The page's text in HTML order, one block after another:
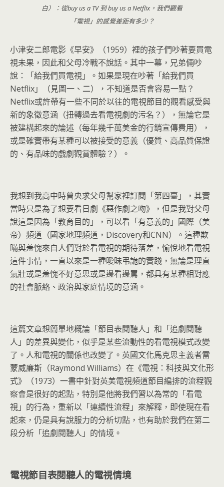
白）：從buy us a TV 到 buy us a Netflix，我們觀看
「電視」的感覺差距有多少？
小津安二郎電影《早安》（1959）裡的孩子們吵著要買電
視未果，因此和父母冷戰不說話。其中一幕，兄弟倆吵
說：「給我們買電視」。如果是現在吵著「給我們買
Netflix」（見圖一、二），不知道是否會容易一點？
Netflix或許帶有一些不同於以往的電視節目的觀看感受與
新的象徵意涵（扭轉過去看電視劇的污名？），無論它是
被建構起來的論述（每年幾千萬美金的行銷宣傳費用），
或是確實帶有某種可以被接受的意義（優質、高品質保證
的、有品味的戲劇觀賞體驗？）。
我想到我高中時曾央求父母幫家裡訂閱「第四臺」，其實
當時只是為了想要看日劇《惡作劇之吻》，但是我對父母
說這是因為「教育目的」，可以看「有意義的」國際（美
帝）頻道（國家地理頻道，Discovery和CNN）。這種欺
瞞與羞愧來自人們對於看電視的期待落差，愉悅地看電視
這件事情，一直以來是一種曖昧弔詭的實踐，無論是理直
氣壯或是羞愧不好意思或是邊看邊罵，都具有某種相對應
的社會脈絡、政治與家庭情境的意涵。
這篇文章想簡單地概論「節目表閱聽人」和「追劇閱聽
人」的差異與變化，似乎是某些流動性的看電視模式改變
了。人和電視的關係也改變了。英國文化馬克思主義者雷
蒙威廉斯（Raymond Williams）在《電視：科技與文化形
式》（1973）一書中針對英美電視頻道節目編排的流程觀
察會是很好的起點，特別是他將我們習以為常的「看電
視」的行為，重新以「連續性流程」來解釋，即使現在看
起來，仍是具有說服力的分析切點，也有助於我們在第二
段分析「追劇閱聽人」的情境。
電視節目表閱聽人的電視情境